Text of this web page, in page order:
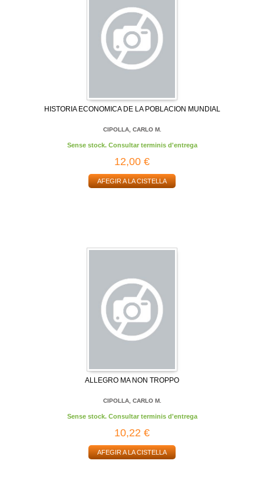
HISTORIA ECONOMICA DE LA POBLACION MUNDIAL
CIPOLLA, CARLO M.
Sense stock. Consultar terminis d'entrega
12,00 €
AFEGIR A LA CISTELLA
ALLEGRO MA NON TROPPO
CIPOLLA, CARLO M.
Sense stock. Consultar terminis d'entrega
10,22 €
AFEGIR A LA CISTELLA